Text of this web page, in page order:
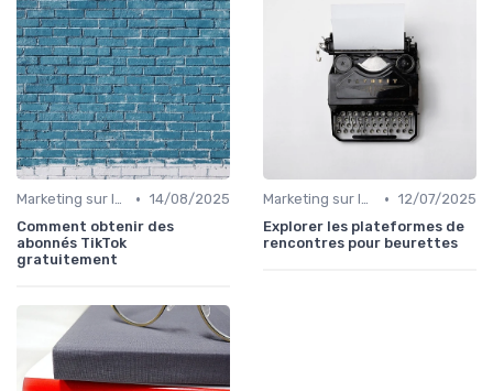
Marketing sur les Réseaux Sociaux • 14/08/2025
Comment obtenir des
abonnés TikTok
gratuitement
Marketing sur les Réseaux Sociaux • 12/07/2025
Explorer les plateformes de
rencontres pour beurettes